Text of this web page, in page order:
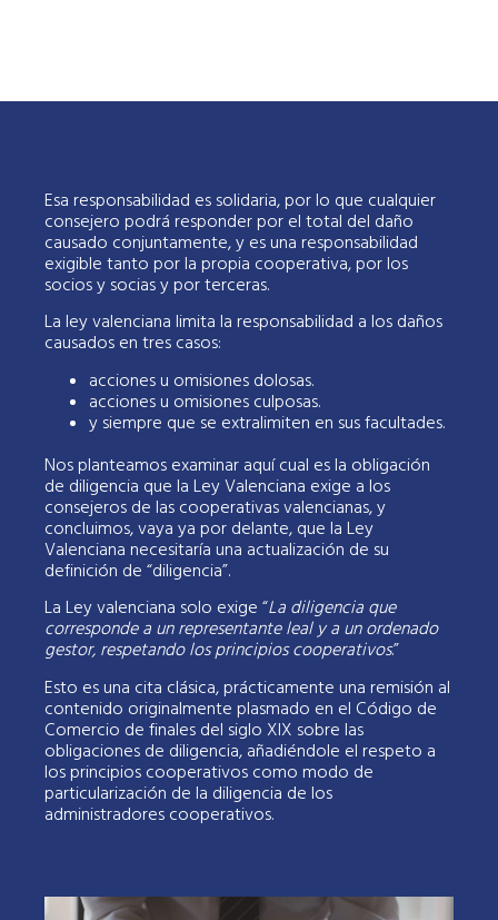
Esa responsabilidad es solidaria, por lo que cualquier
consejero podrá responder por el total del daño
causado conjuntamente, y es una responsabilidad
exigible tanto por la propia cooperativa, por los
socios y socias y por terceras.
La ley valenciana limita la responsabilidad a los daños
causados en tres casos:
acciones u omisiones dolosas.
acciones u omisiones culposas.
y siempre que se extralimiten en sus facultades.
Nos planteamos examinar aquí cual es la obligación
de diligencia que la Ley Valenciana exige a los
consejeros de las cooperativas valencianas, y
concluimos, vaya ya por delante, que la Ley
Valenciana necesitaría una actualización de su
definición de “diligencia”.
La Ley valenciana solo exige “La diligencia que
corresponde a un representante leal y a un ordenado
gestor, respetando los principios cooperativos.”
Esto es una cita clásica, prácticamente una remisión al
contenido originalmente plasmado en el Código de
Comercio de finales del siglo XIX sobre las
obligaciones de diligencia, añadiéndole el respeto a
los principios cooperativos como modo de
particularización de la diligencia de los
administradores cooperativos.